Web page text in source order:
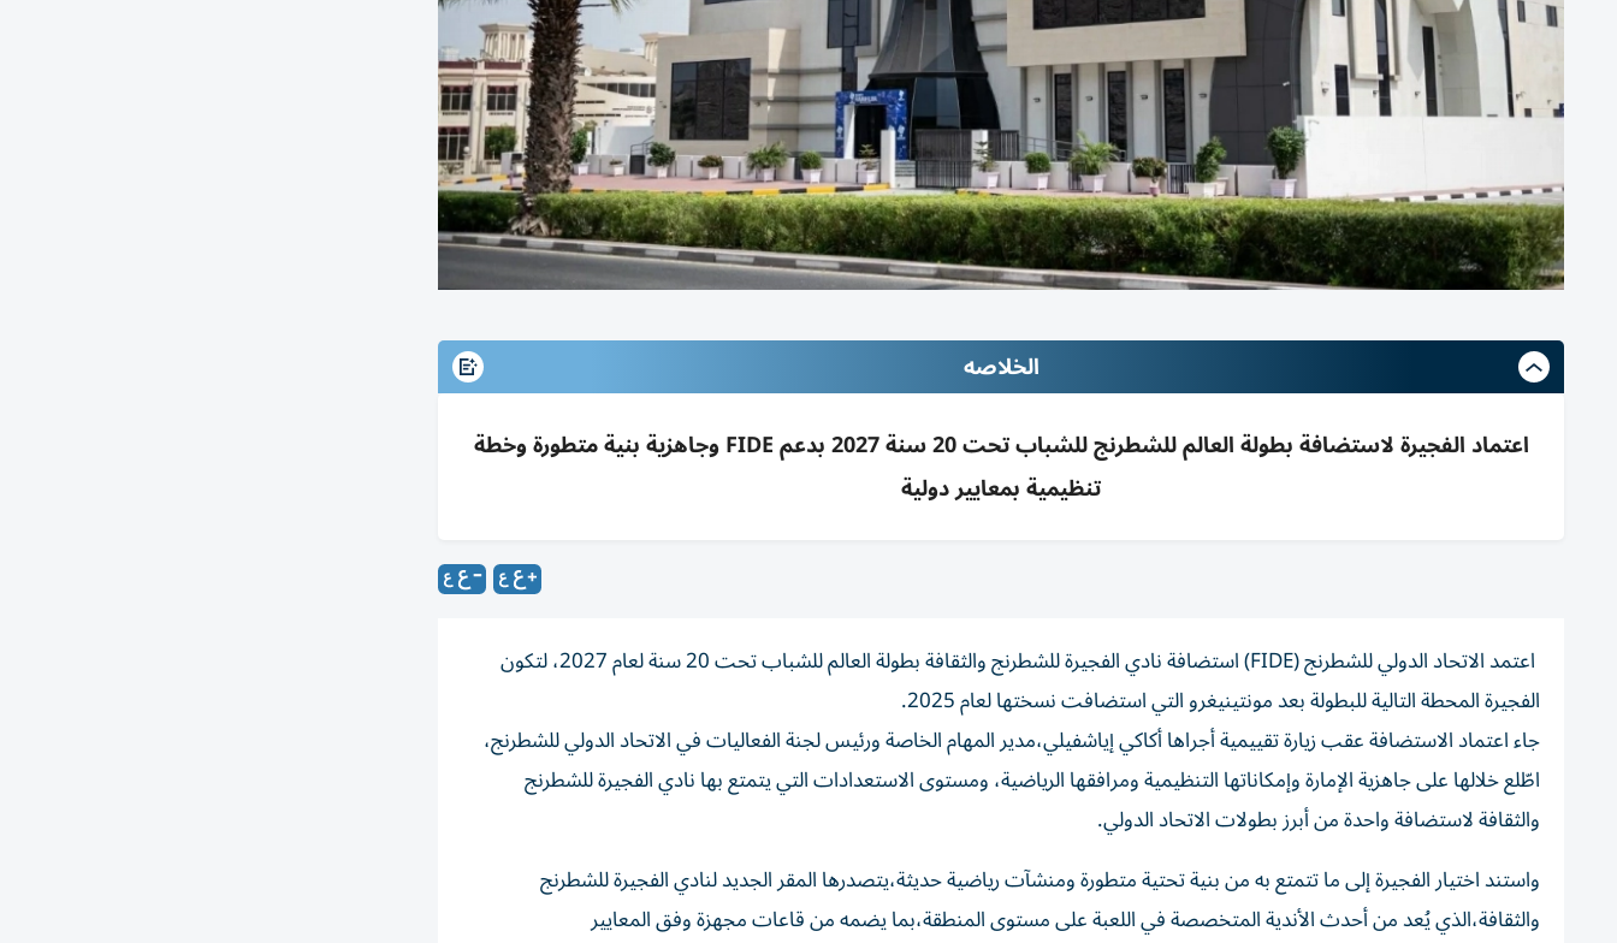
الخلاصه
اعتماد الفجيرة لاستضافة بطولة العالم للشطرنج للشباب تحت 20 سنة 2027 بدعم FIDE وجاهزية بنية متطورة وخطة
تنظيمية بمعايير دولية
اعتمد الاتحاد الدولي للشطرنج (FIDE) استضافة نادي الفجيرة للشطرنج والثقافة بطولة العالم للشباب تحت 20 سنة لعام 2027، لتكون
الفجيرة المحطة التالية للبطولة بعد مونتينيغرو التي استضافت نسختها لعام 2025.
جاء اعتماد الاستضافة عقب زيارة تقييمية أجراها أكاكي إياشفيلي،مدير المهام الخاصة ورئيس لجنة الفعاليات في الاتحاد الدولي للشطرنج،
اطّلع خلالها على جاهزية الإمارة وإمكاناتها التنظيمية ومرافقها الرياضية، ومستوى الاستعدادات التي يتمتع بها نادي الفجيرة للشطرنج
والثقافة لاستضافة واحدة من أبرز بطولات الاتحاد الدولي.
واستند اختيار الفجيرة إلى ما تتمتع به من بنية تحتية متطورة ومنشآت رياضية حديثة،يتصدرها المقر الجديد لنادي الفجيرة للشطرنج
والثقافة،الذي يُعد من أحدث الأندية المتخصصة في اللعبة على مستوى المنطقة،بما يضمه من قاعات مجهزة وفق المعايير